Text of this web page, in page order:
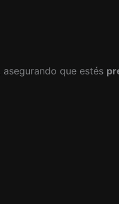
asegurando que estés